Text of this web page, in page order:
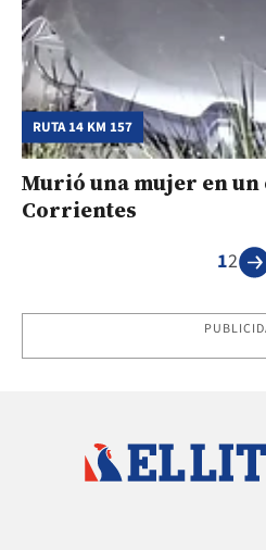
RUTA 14 KM 157
Murió una mujer en un
Corrientes
12